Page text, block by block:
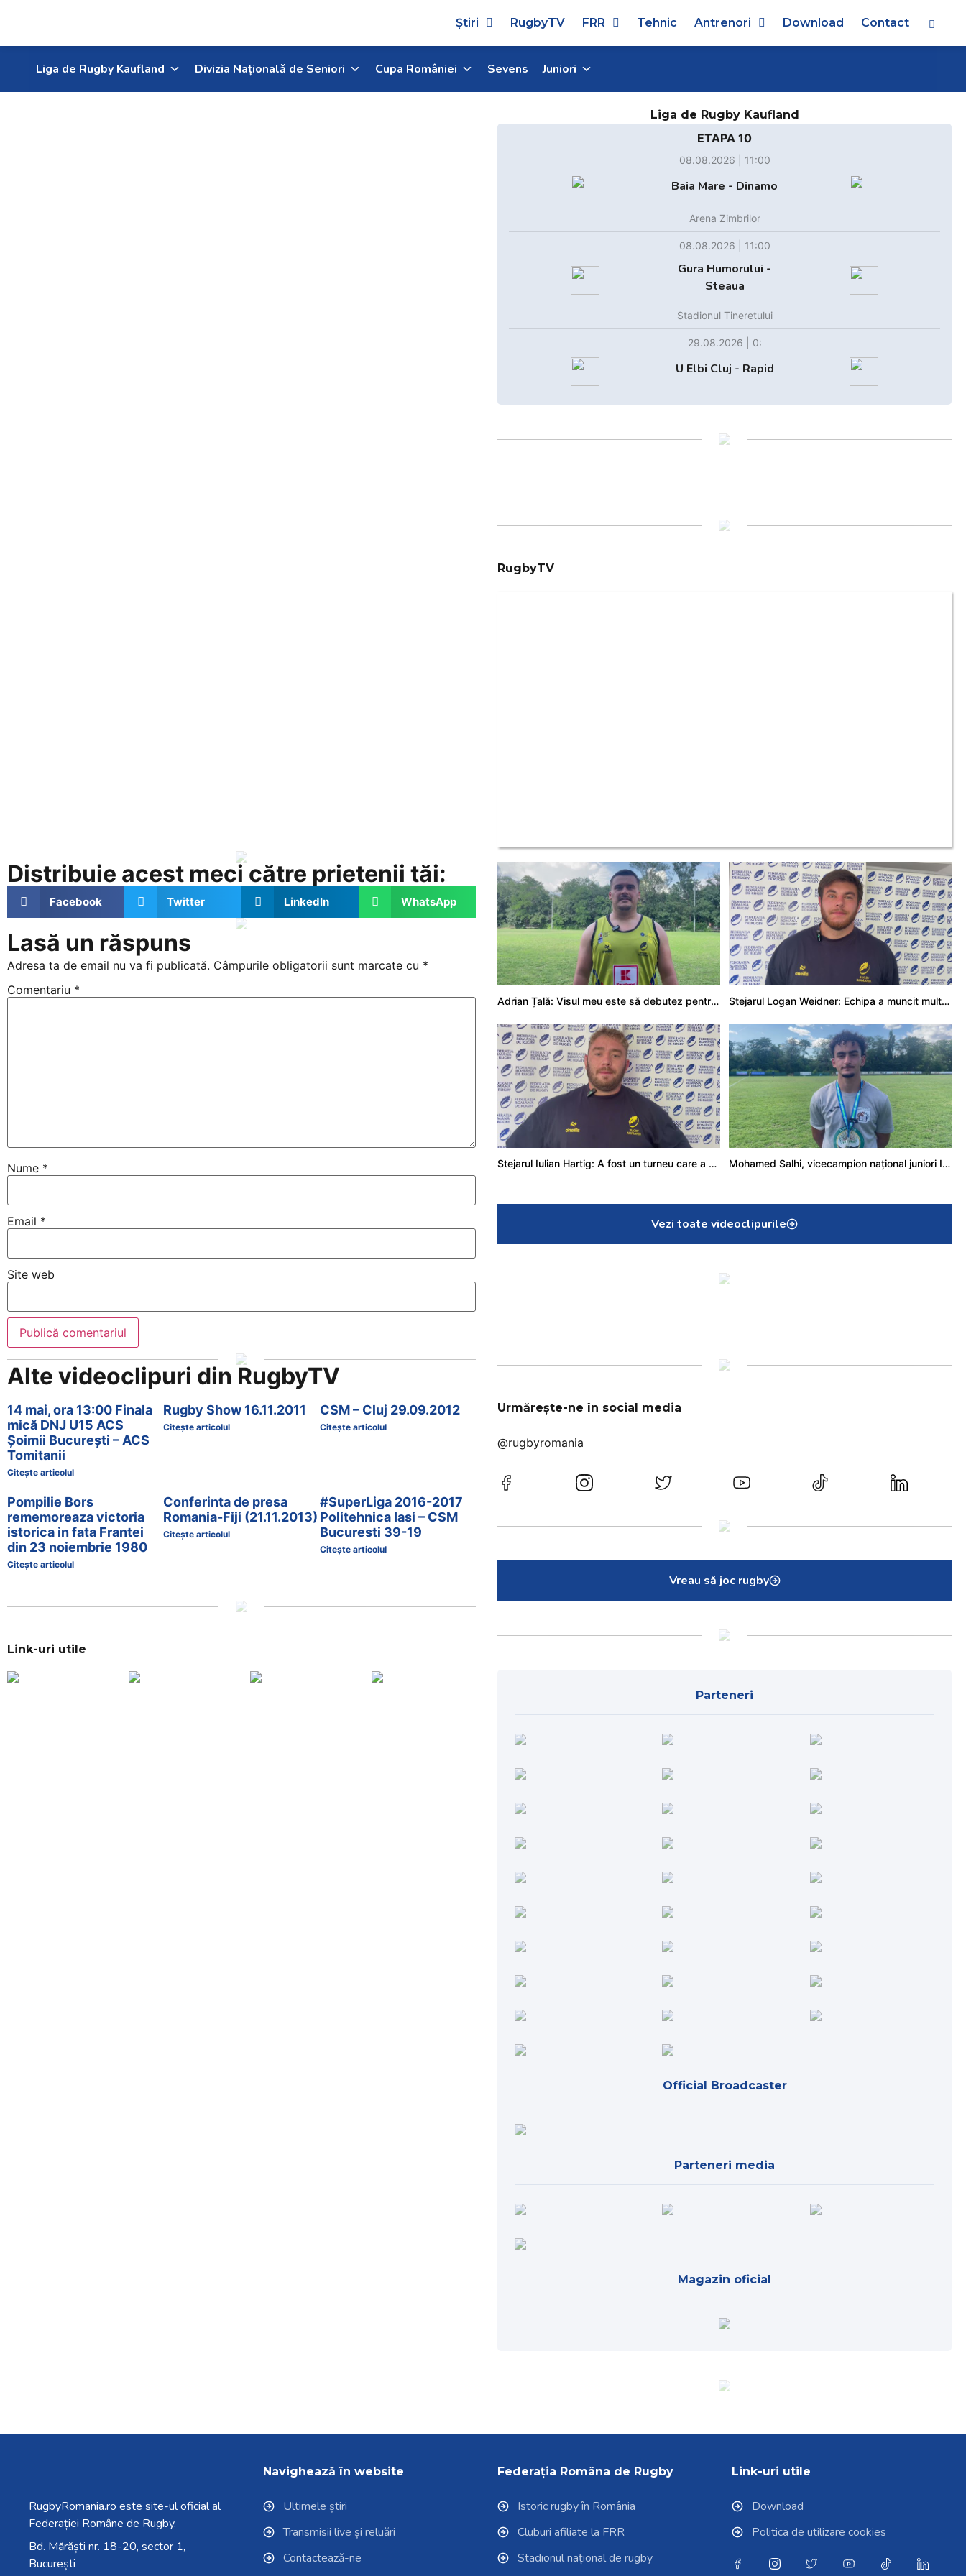
Știri RugbyTV FRR Tehnic Antrenori Download Contact
Liga de Rugby Kaufland Divizia Națională de Seniori Cupa României Sevens Juniori
Distribuie acest meci către prietenii tăi:
Facebook Twitter LinkedIn WhatsApp
Lasă un răspuns
Adresa ta de email nu va fi publicată. Câmpurile obligatorii sunt marcate cu *
Comentariu *
Nume *
Email *
Site web
Alte videoclipuri din RugbyTV
14 mai, ora 13:00 Finala
mică DNJ U15 ACS
Șoimii București – ACS
Tomitanii
Citește articolul
Rugby Show 16.11.2011
Citește articolul
CSM – Cluj 29.09.2012
Citește articolul
Pompilie Bors
rememoreaza victoria
istorica in fata Frantei
din 23 noiembrie 1980
Citește articolul
Conferinta de presa
Romania-Fiji (21.11.2013)
Citește articolul
#SuperLiga 2016-2017
Politehnica Iasi – CSM
Bucuresti 39-19
Citește articolul
Link-uri utile
Liga de Rugby Kaufland
ETAPA 10
08.08.2026 | 11:00
Baia Mare - Dinamo
Arena Zimbrilor
08.08.2026 | 11:00
Gura Humorului -
Steaua
Stadionul Tineretului
29.08.2026 | 0:
U Elbi Cluj - Rapid
RugbyTV
Adrian Țală: Visul meu este să debutez pentru România Stejarul Logan Weidner: Echipa a muncit mult, iar asta se va vedea în meciurile de la Nations Cup
Stejarul Iulian Hartig: A fost un turneu care a unit mai mult echipa Mohamed Salhi, vicecampion național juniori I: Rugby-ul te învață să accepți și înfrângerile
Vezi toate videoclipurile
Urmărește-ne în social media
@rugbyromania
Vreau să joc rugby
Parteneri
Official Broadcaster
Parteneri media
Magazin oficial
RugbyRomania.ro este site-ul oficial al
Federației Române de Rugby.
Bd. Mărăști nr. 18-20, sector 1,
București
Navighează în website
Ultimele știri
Transmisii live și reluări
Contactează-ne
Federația Româna de Rugby
Istoric rugby în România
Cluburi afiliate la FRR
Stadionul național de rugby
Link-uri utile
Download
Politica de utilizare cookies